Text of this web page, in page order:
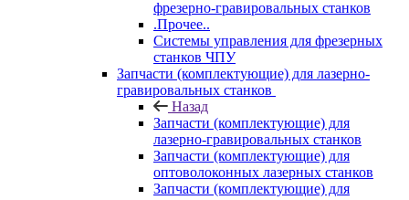
фрезерно-гравировальных станков
.Прочее..
Системы управления для фрезерных
станков ЧПУ
Запчасти (комплектующие) для лазерно-
гравировальных станков
Назад
Запчасти (комплектующие) для
лазерно-гравировальных станков
Запчасти (комплектующие) для
оптоволоконных лазерных станков
Запчасти (комплектующие) для